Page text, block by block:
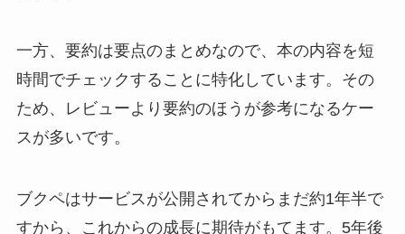
一方、要約は要点のまとめなので、本の内容を短
時間でチェックすることに特化しています。その
ため、レビューより要約のほうが参考になるケー
スが多いです。
ブクペはサービスが公開されてからまだ約1年半で
すから、これからの成長に期待がもてます。5年後